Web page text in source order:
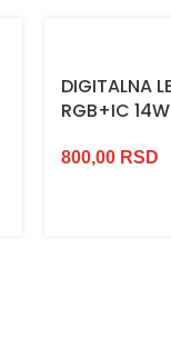
DIGITALNA
RGB+IC
800,00 RSD